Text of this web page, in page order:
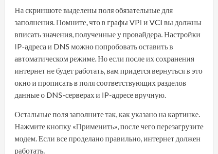
На скриншоте выделены поля обязательные для
заполнения. Помните, что в графы VPI и VCI вы должны
вписать значения, полученные у провайдера. Настройки
IP-адреса и DNS можно попробовать оставить в
автоматическом режиме. Но если после их сохранения
интернет не будет работать, вам придется вернуться в это
окно и прописать в поля соответствующих разделов
данные о DNS-серверах и IP-адресе вручную.
Остальные поля заполните так, как указано на картинке.
Нажмите кнопку «Применить», после чего перезагрузите
модем. Если все проделано правильно, интернет должен
работать.